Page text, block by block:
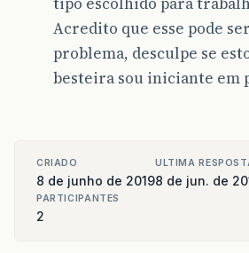
Acredito que esse pode
problema, desculpe se
besteira sou iniciante em
CRIADO
8 de junho de 2019
ULTIMA
8 de jun. de
PARTICIPANTES
2